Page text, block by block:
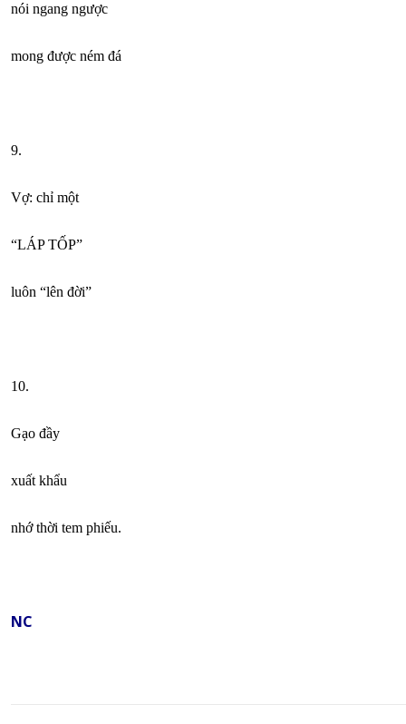
nói ngang ngược
mong được ném đá
9.
Vợ: chỉ một
“LÁP TỐP”
luôn “lên đời”
10.
Gạo đầy
xuất khẩu
nhớ thời tem phiếu.
NC